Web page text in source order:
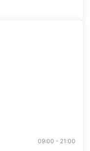
09:00 - 21:00